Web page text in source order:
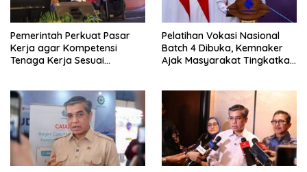
Pemerintah Perkuat Pasar
Kerja agar Kompetensi
Tenaga Kerja Sesuai
Pelatihan Vokasi Nasional
Batch 4 Dibuka, Kemnaker
Ajak Masyarakat Tingkatkan